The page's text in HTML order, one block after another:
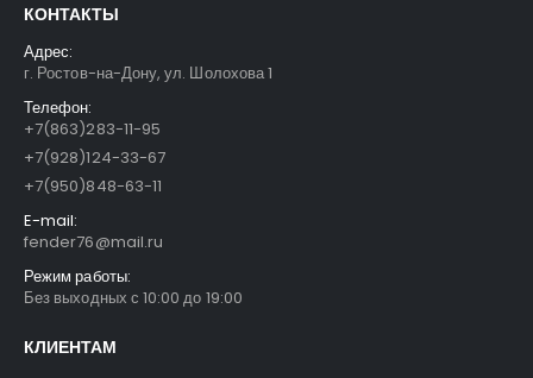
КОНТАКТЫ
Адрес:
г. Ростов-на-Дону, ул. Шолохова 1
Телефон:
+7(863)283-11-95
+7(928)124-33-67
+7(950)848-63-11
E-mail:
fender76@mail.ru
Режим работы:
Без выходных с 10:00 до 19:00
КЛИЕНТАМ